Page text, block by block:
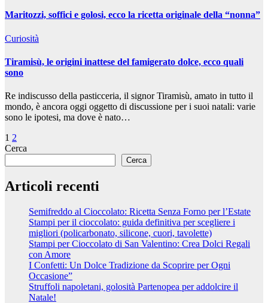
Maritozzi, soffici e golosi, ecco la ricetta originale della “nonna”
Curiosità
Tiramisù, le origini inattese del famigerato dolce, ecco quali
sono
Re indiscusso della pasticceria, il signor Tiramisù, amato in tutto il
mondo, è ancora oggi oggetto di discussione per i suoi natali: varie
sono le ipotesi, ma dove è nato…
Paginazione
degli
articoli
1 2
Cerca
Cerca
Articoli recenti
Semifreddo al Cioccolato: Ricetta Senza Forno per l’Estate
Stampi per il cioccolato: guida definitiva per scegliere i
migliori (policarbonato, silicone, cuori, tavolette)
Stampi per Cioccolato di San Valentino: Crea Dolci Regali
con Amore
I Confetti: Un Dolce Tradizione da Scoprire per Ogni
Occasione”
Struffoli napoletani, golosità Partenopea per addolcire il
Natale!